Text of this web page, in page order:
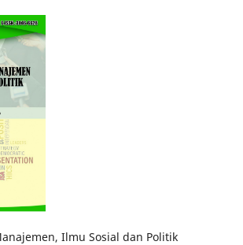
Ilmu Sosial dan Politik